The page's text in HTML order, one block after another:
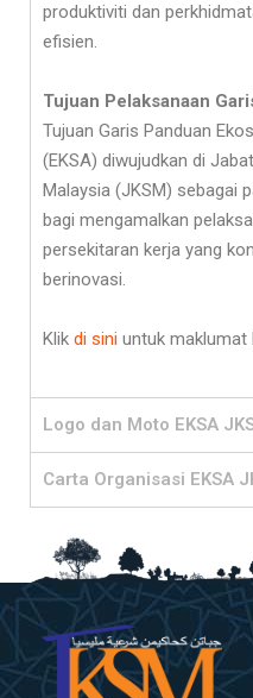
produktiviti dan
efisien.
Tujuan Pelaksanaan
Tujuan Garis Panduan
(EKSA) diwujudkan di
Malaysia (JKSM) sebagai
bagi mengamalkan
persekitaran kerja yang
berinovasi.
Klik di sini untuk maklumat
Logo dan Moto EKSA
Carta Organisasi EKSA